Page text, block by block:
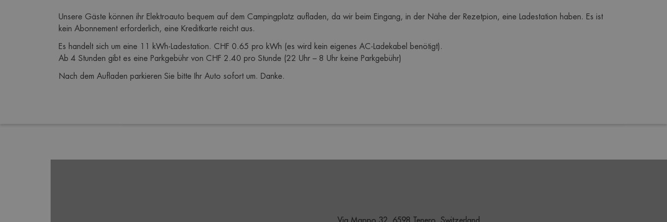
Unsere Gäste können ihr Elektroauto bequem auf dem Campingplatz aufladen, da wir beim Eingang, in der Nähe der Rezetpion, eine Ladestation haben. Es ist
kein Abonnement erforderlich, eine Kreditkarte reicht aus.
Es handelt sich um eine 11 kWh-Ladestation. CHF 0.65 pro kWh (es wird kein eigenes AC-Ladekabel benötigt).
Ab 4 Stunden gibt es eine Parkgebühr von CHF 2.40 pro Stunde (22 Uhr – 8 Uhr keine Parkgebühr)
Nach dem Aufladen parkieren Sie bitte Ihr Auto sofort um. Danke.
Via Mappo 32, 6598 Tenero, Switzerland